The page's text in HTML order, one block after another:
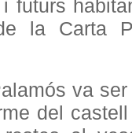
futurs
la Carta
va ser
del